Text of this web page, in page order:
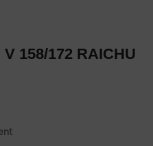
158/172 RAICHU